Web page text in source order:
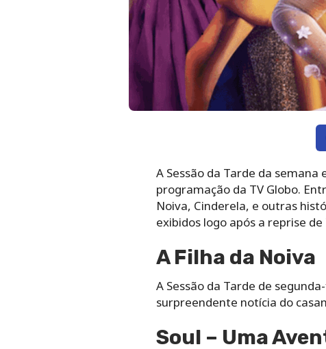
A Sessão da Tarde da
programação da TV Globo.
Noiva, Cinderela, e outras
exibidos logo após a reprise
A Filha da Noiva
A Sessão da Tarde de
surpreendente notícia do
Soul – Uma